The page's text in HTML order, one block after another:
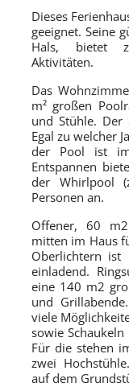
Dieses
geeignet. Seine
Hals, bietet
Aktivitäten.
Das
m² großen
und Stühle.
Egal zu welcher
der Pool ist
Entspannen
der Whirlpool
Personen an.
Offener, 60 m2
mitten im Haus
Oberlichtern ist
einladend.
eine 140 m2
und
viele
sowie
Für die stehen
zwei
auf dem